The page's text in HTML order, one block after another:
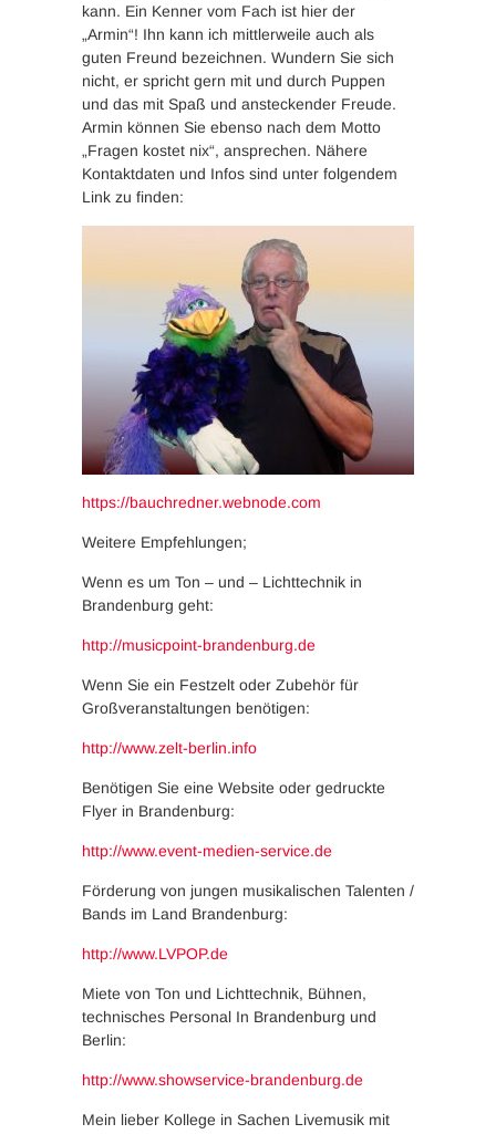
kann. Ein Kenner vom Fach ist hier der
„Armin“! Ihn kann ich mittlerweile auch als
guten Freund bezeichnen. Wundern Sie sich
nicht, er spricht gern mit und durch Puppen
und das mit Spaß und ansteckender Freude.
Armin können Sie ebenso nach dem Motto
„Fragen kostet nix“, ansprechen. Nähere
Kontaktdaten und Infos sind unter folgendem
Link zu finden:
https://bauchredner.webnode.com
Weitere Empfehlungen;
Wenn es um Ton – und – Lichttechnik in
Brandenburg geht:
http://musicpoint-brandenburg.de
Wenn Sie ein Festzelt oder Zubehör für
Großveranstaltungen benötigen:
http://www.zelt-berlin.info
Benötigen Sie eine Website oder gedruckte
Flyer in Brandenburg:
http://www.event-medien-service.de
Förderung von jungen musikalischen Talenten /
Bands im Land Brandenburg:
http://www.LVPOP.de
Miete von Ton und Lichttechnik, Bühnen,
technisches Personal In Brandenburg und
Berlin:
http://www.showservice-brandenburg.de
Mein lieber Kollege in Sachen Livemusik mit